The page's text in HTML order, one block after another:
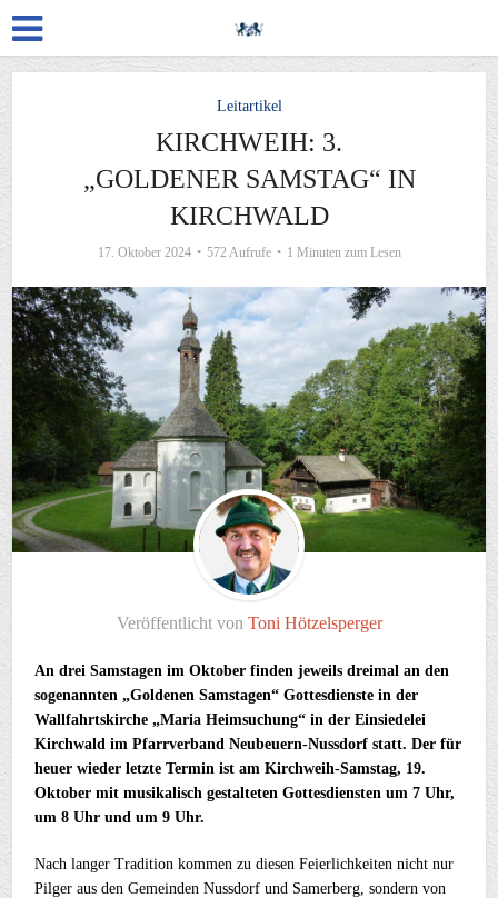
Leitartikel
KIRCHWEIH: 3.
„GOLDENER SAMSTAG“ IN
KIRCHWALD
17. Oktober 2024 572 Aufrufe 1 Minuten zum Lesen
Veröffentlicht von Toni Hötzelsperger
An drei Samstagen im Oktober finden jeweils dreimal an den
sogenannten „Goldenen Samstagen“ Gottesdienste in der
Wallfahrtskirche „Maria Heimsuchung“ in der Einsiedelei
Kirchwald im Pfarrverband Neubeuern-Nussdorf statt. Der für
heuer wieder letzte Termin ist am Kirchweih-Samstag, 19.
Oktober mit musikalisch gestalteten Gottesdiensten um 7 Uhr,
um 8 Uhr und um 9 Uhr.
Nach langer Tradition kommen zu diesen Feierlichkeiten nicht nur
Pilger aus den Gemeinden Nussdorf und Samerberg, sondern von